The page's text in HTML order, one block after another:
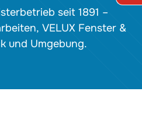
VELUX Fenster &
und Umgebung.